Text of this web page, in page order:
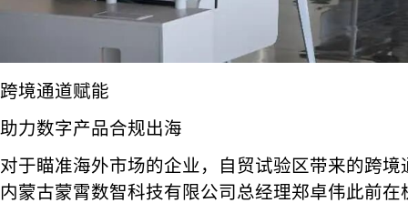
跨境通道赋能
助力数字产品合规出海
对于瞄准海外市场的企业，自贸试验区带来的跨
内蒙古蒙霄数智科技有限公司总经理郑卓伟此前